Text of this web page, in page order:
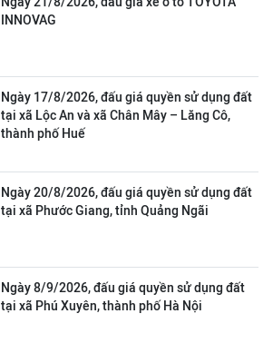
INNOVAG
Ngày 17/8/2026, đấu giá quyền sử dụng đất
tại xã Lộc An và xã Chân Mây – Lăng Cô,
thành phố Huế
Ngày 20/8/2026, đấu giá quyền sử dụng đất
tại xã Phước Giang, tỉnh Quảng Ngãi
Ngày 8/9/2026, đấu giá quyền sử dụng đất
tại xã Phú Xuyên, thành phố Hà Nội